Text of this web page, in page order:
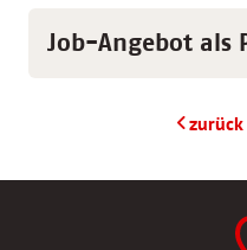
Job-Angebot als